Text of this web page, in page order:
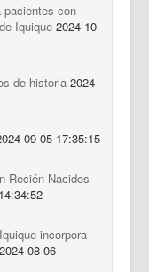
pacientes con
Iquique 2024-10-
de historia 2024-
09-05 17:35:15
Recién Nacidos
incorpora
2024-08-06